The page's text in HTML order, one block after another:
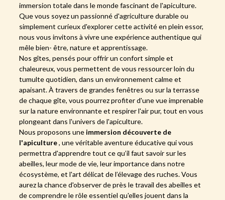
immersion totale dans le monde fascinant de l'apiculture.
Que vous soyez un passionné d'agriculture durable ou
simplement curieux d'explorer cette activité en plein essor,
nous vous invitons à vivre une expérience authentique qui
mêle bien- être, nature et apprentissage.
Nos gîtes, pensés pour offrir un confort simple et
chaleureux, vous permettent de vous ressourcer loin du
tumulte quotidien, dans un environnement calme et
apaisant. À travers de grandes fenêtres ou sur la terrasse
de chaque gîte, vous pourrez profiter d'une vue imprenable
sur la nature environnante et respirer l'air pur, tout en vous
plongeant dans l'univers de l'apiculture.
Nous proposons une immersion découverte de
l'apiculture, une véritable aventure éducative qui vous
permettra d'apprendre tout ce qu’il faut savoir sur les
abeilles, leur mode de vie, leur importance dans notre
écosystème, et l'art délicat de l’élevage des ruches. Vous
aurez la chance d'observer de près le travail des abeilles et
de comprendre le rôle essentiel qu'elles jouent dans la